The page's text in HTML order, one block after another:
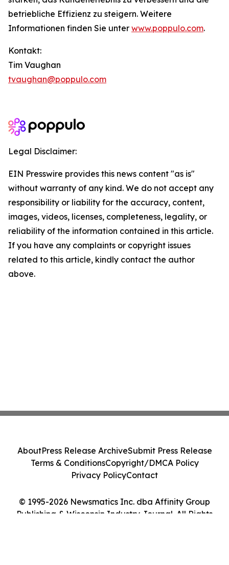
betriebliche Effizienz zu steigern. Weitere
Informationen finden Sie unter www.poppulo.com.
Kontakt:
Tim Vaughan
tvaughan@poppulo.com
Legal Disclaimer:
EIN Presswire provides this news content "as is"
without warranty of any kind. We do not accept any
responsibility or liability for the accuracy, content,
images, videos, licenses, completeness, legality, or
reliability of the information contained in this article.
If you have any complaints or copyright issues
related to this article, kindly contact the author
above.
© 1995-2026 Newsmatics Inc. dba Affinity Group
Publishing & Wisconsin Industry Journal. All Rights
AboutPress Release ArchiveSubmit Press Release
Terms & ConditionsCopyright/DMCA Policy
Privacy PolicyContact